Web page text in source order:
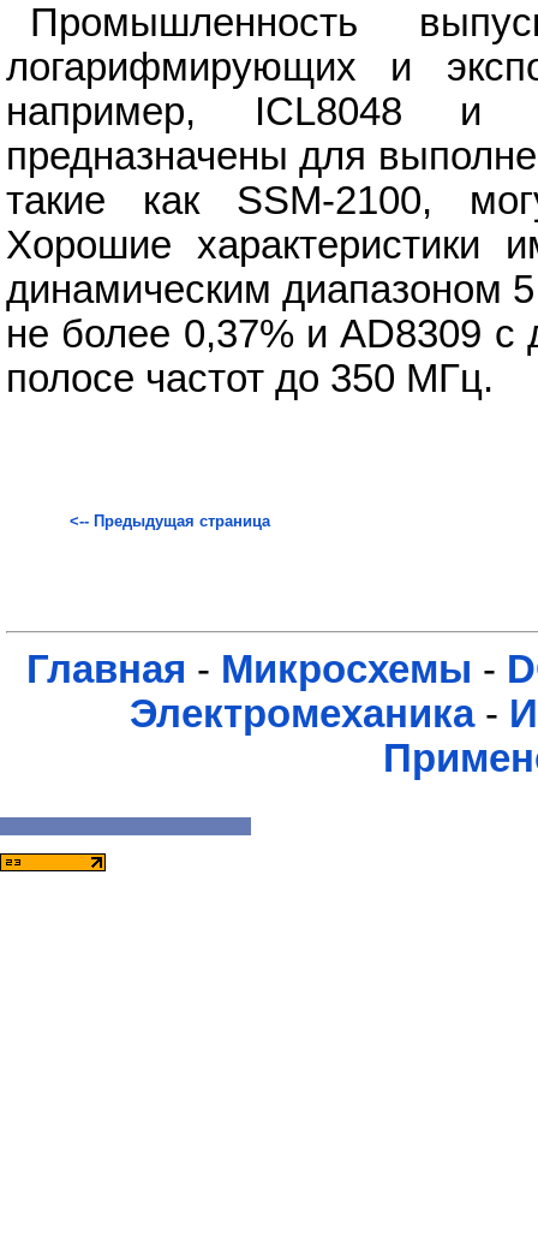
Промышленность
логарифмирующих и
например, ICL8048 и
предназначены для
такие как SSM-2100,
Хорошие
динамическим диапазоном
не более 0,37% и AD8309
полосе частот до 350 МГц.
<-- Предыдущая страница
Главная - Микросхемы -
Электромеханика-